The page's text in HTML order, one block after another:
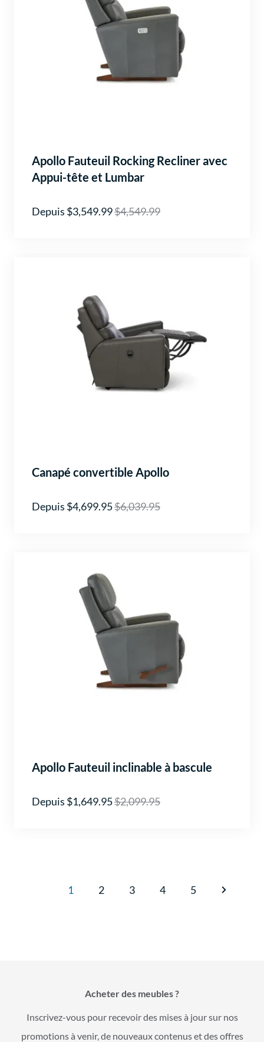
Apollo Fauteuil Rocking Recliner avec
Appui-tête et Lumbar
Depuis $3,549.99$4,549.99
Canapé convertible Apollo
Depuis $4,699.95$6,039.95
Apollo Fauteuil inclinable à bascule
Depuis $1,649.95$2,099.95
1 2 3 4 5
Acheter des meubles ?
Inscrivez-vous pour recevoir des mises à jour sur nos
promotions à venir, de nouveaux contenus et des offres